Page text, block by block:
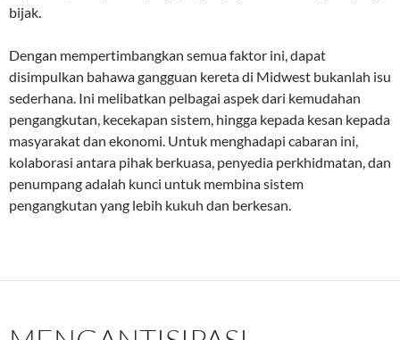
bijak.
Dengan mempertimbangkan semua faktor ini, dapat
disimpulkan bahawa gangguan kereta di Midwest bukanlah isu
sederhana. Ini melibatkan pelbagai aspek dari kemudahan
pengangkutan, kecekapan sistem, hingga kepada kesan kepada
masyarakat dan ekonomi. Untuk menghadapi cabaran ini,
kolaborasi antara pihak berkuasa, penyedia perkhidmatan, dan
penumpang adalah kunci untuk membina sistem
pengangkutan yang lebih kukuh dan berkesan.